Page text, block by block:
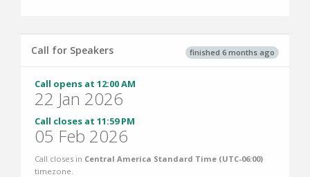
finished 6 months ago
Call for Speakers
Call opens at 12:00 AM
22 Jan 2026
Call closes at 11:59 PM
05 Feb 2026
Call closes in Central America Standard Time (UTC-06:00)
timezone.